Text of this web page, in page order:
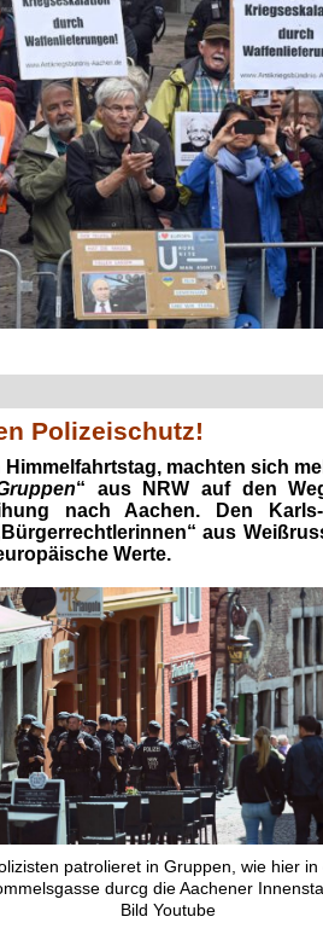
Polizeischutz!
machten sich
“ aus NRW auf den
nach Aachen. Den
aus
Werte.
patrolieret in Gruppen, wie hier in
durcg die Aachener
Bild Youtube